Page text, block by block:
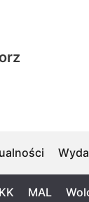
MAL